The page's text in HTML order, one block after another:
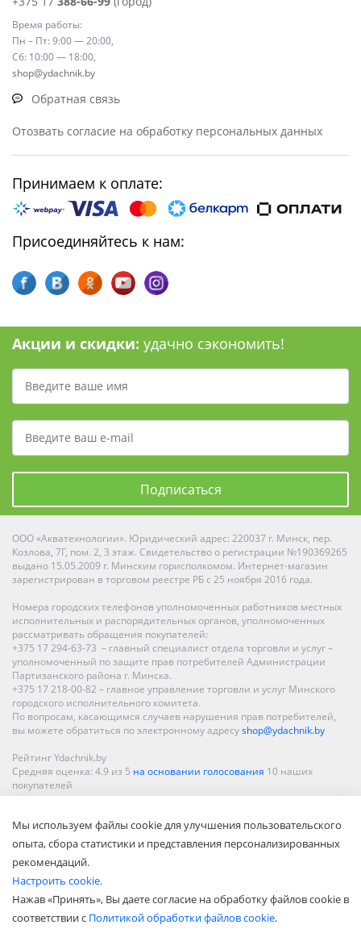
Время работы:
Пн – Пт: 9:00 — 20:00,
Сб: 10:00 — 18:00,
shop@ydachnik.by
Обратная связь
Отозвать согласие на обработку персональных данных
Принимаем к оплате:
Присоединяйтесь к нам:
Акции и скидки: удачно сэкономить!
Подписаться
ООО «Акватехнологии». Юридический адрес: 220037 г. Минск, пер.
Козлова, 7Г, пом. 2, 3 этаж. Свидетельство о регистрации №190369265
выдано 15.05.2009 г. Минским горисполкомом. Интернет-магазин
зарегистрирован в торговом реестре РБ с 25 ноября 2016 года.
Номера городских телефонов уполномоченных работников местных
исполнительных и распорядительных органов, уполномоченных
рассматривать обращения покупателей:
+375 17 294-63-73 – главный специалист отдела торговли и услуг –
уполномоченный по защите прав потребителей Администрации
Партизанского района г. Минска.
+375 17 218-00-82 – главное управление торговли и услуг Минского
городского исполнительного комитета.
По вопросам, касающимся случаев нарушения прав потребителей,
вы можете обратиться по электронному адресуshop@ydachnik.by
Рейтинг Ydachnik.by
Средняя оценка: 4.9 из 5 на основании голосования 10 наших
покупателей
Гродно, Могилеве, Бобруйске, Барановичах, Молодечно,
Новополоцке, Пинске, Солигорске. При заказе в интернет-магазине
доставка осуществляется по всей Беларуси.
Мы используем файлы cookie для улучшения пользовательского
опыта, сбора статистики и представления персонализированных
рекомендаций.
Настроить cookie.
Нажав «Принять», Вы даете согласие на обработку файлов cookie в
соответствии с Политикой обработки файлов cookie.